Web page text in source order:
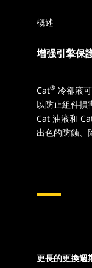
概述
增强引擎保
Cat® 冷卻液
以防止組件損
Cat 油液和
出色的防蝕、
更長的更換週